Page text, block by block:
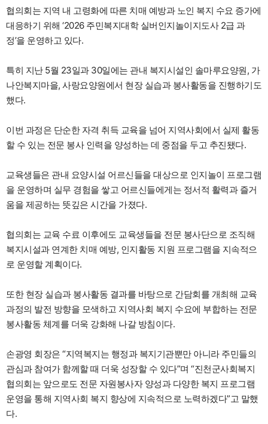
협의회는 지역 내 고령화에 따른 치매 예방과 노인 복지 수요 증가에
대응하기 위해 ‘2026 주민복지대학 실버인지놀이지도사 2급 과
정’을 운영하고 있다.
특히 지난 5월 23일과 30일에는 관내 복지시설인 솔마루요양원, 가
나안복지마을, 사랑요양원에서 현장 실습과 봉사활동을 진행하기도
했다.
이번 과정은 단순한 자격 취득 교육을 넘어 지역사회에서 실제 활동
할 수 있는 전문 봉사 인력을 양성하는 데 중점을 두고 추진됐다.
교육생들은 관내 요양시설 어르신들을 대상으로 인지놀이 프로그램
을 운영하며 실무 경험을 쌓고 어르신들에게는 정서적 활력과 즐거
움을 제공하는 뜻깊은 시간을 가졌다.
협의회는 교육 수료 이후에도 교육생들을 전문 봉사단으로 조직해
복지시설과 연계한 치매 예방, 인지활동 지원 프로그램을 지속적으
로 운영할 계획이다.
또한 현장 실습과 봉사활동 결과를 바탕으로 간담회를 개최해 교육
과정의 발전 방향을 모색하고 지역사회 복지 수요에 부합하는 전문
봉사활동 체계를 더욱 강화해 나갈 방침이다.
손광영 회장은 “지역복지는 행정과 복지기관뿐만 아니라 주민들의
관심과 참여가 함께할 때 더욱 성장할 수 있다”며 “진천군사회복지
협의회는 앞으로도 전문 자원봉사자 양성과 다양한 복지 프로그램
운영을 통해 지역사회 복지 향상에 지속적으로 노력하겠다”고 말했
다.